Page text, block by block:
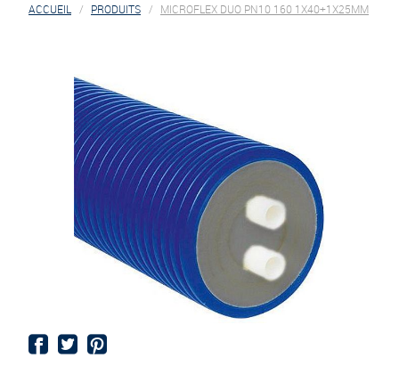
ACCUEIL PRODUITS MICROFLEX DUO PN10 160 1X40+1X25MM